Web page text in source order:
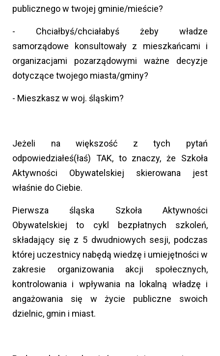
publicznego w twojej gminie/mieście?
- Chciałbyś/chciałabyś żeby władze
samorządowe konsultowały z mieszkańcami i
organizacjami pozarządowymi ważne decyzje
dotyczące twojego miasta/gminy?
- Mieszkasz w woj. śląskim?
Jeżeli na większość z tych pytań
odpowiedziałeś(łaś) TAK, to znaczy, że Szkoła
Aktywności Obywatelskiej skierowana jest
właśnie do Ciebie.
Pierwsza śląska Szkoła Aktywności
Obywatelskiej to cykl bezpłatnych szkoleń,
składający się z 5 dwudniowych sesji, podczas
której uczestnicy nabędą wiedzę i umiejętności w
zakresie organizowania akcji społecznych,
kontrolowania i wpływania na lokalną władzę i
angażowania się w życie publiczne swoich
dzielnic, gmin i miast.